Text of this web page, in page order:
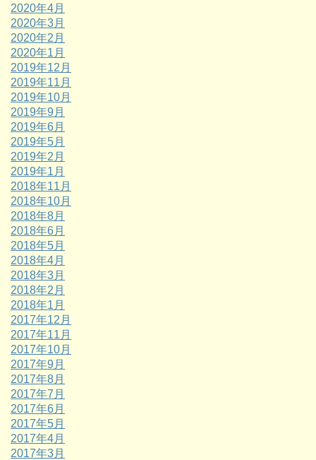
2020年4月
2020年3月
2020年2月
2020年1月
2019年12月
2019年11月
2019年10月
2019年9月
2019年6月
2019年5月
2019年2月
2019年1月
2018年11月
2018年10月
2018年8月
2018年6月
2018年5月
2018年4月
2018年3月
2018年2月
2018年1月
2017年12月
2017年11月
2017年10月
2017年9月
2017年8月
2017年7月
2017年6月
2017年5月
2017年4月
2017年3月